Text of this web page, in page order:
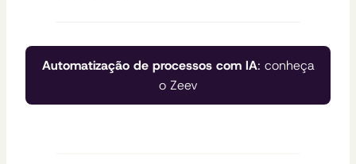
Automatização de processos com IA: conheça
o Zeev